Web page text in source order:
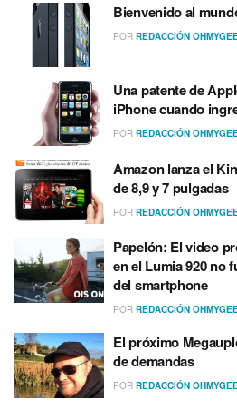
Bienvenido al
POR REDACCIÓN
Una patente de
iPhone cuando
POR REDACCIÓN
Amazon lanza el
de 8,9 y 7 pulgadas
POR REDACCIÓN
Papelón: El video
en el Lumia 920 no
del smartphone
POR REDACCIÓN
El próximo
de demandas
POR REDACCIÓN